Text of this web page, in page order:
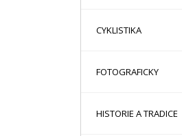
CYKLISTIKA
FOTOGRAFICKY
HISTORIE A TRADICE